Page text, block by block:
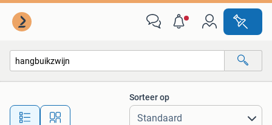
Alle afstanden…
Sorteer op